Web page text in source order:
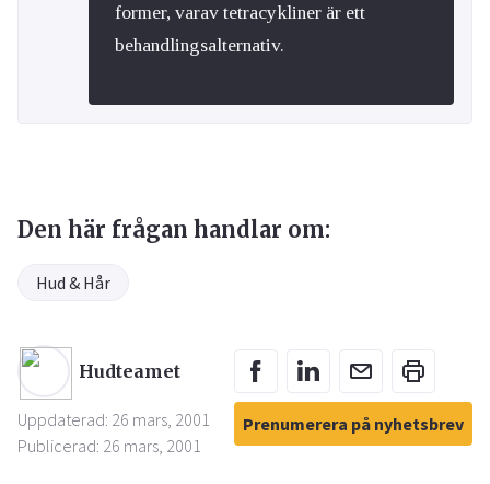
former, varav tetracykliner är ett
behandlingsalternativ.
Den här frågan handlar om:
Hud & Hår
Hudteamet
Uppdaterad: 26 mars, 2001
Publicerad: 26 mars, 2001
Prenumerera på nyhetsbrev